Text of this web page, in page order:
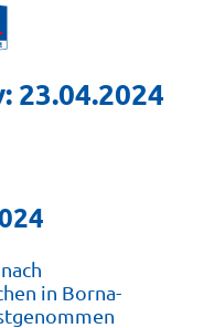
23.04.2024
in Borna-